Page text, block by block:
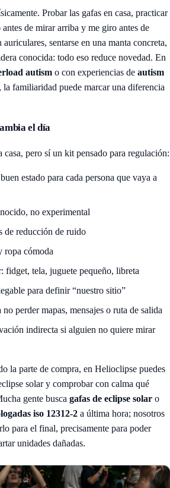
Probar las gafas en casa, practicar
de mirar arriba y me giro antes de
sentarse en una manta concreta,
conocida: todo eso reduce novedad. En
autism o con experiencias de autism
, la familiaridad puede marcar una diferencia
el día
pero sí un kit pensado para regulación:
estado para cada persona que vaya a
no experimental
de reducción de ruido
ropa cómoda
fidget, tela, juguete pequeño, libreta
para definir “nuestro sitio”
perder mapas, mensajes o ruta de salida
indirecta si alguien no quiere mirar
la parte de compra, en Helioclipse puedes
solary comprobar con calma qué
gente busca gafas de eclipse solar o
iso 12312-2 a última hora; nosotros
para el final, precisamente para poder
unidades dañadas.